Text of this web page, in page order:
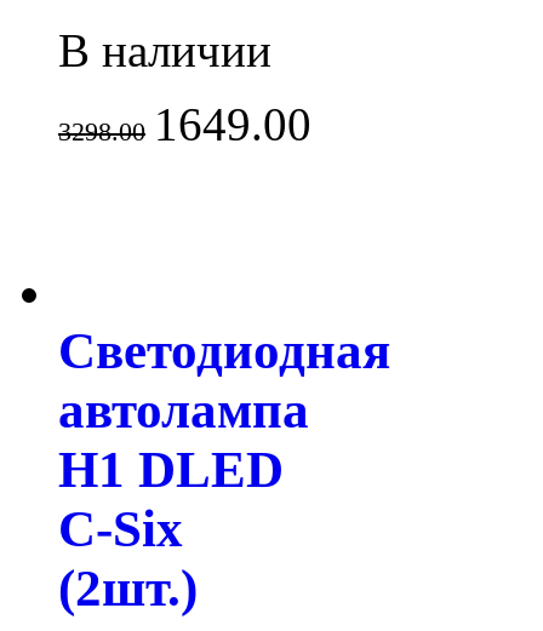
В наличии
3298.00 1649.00
Светодиодная
автолампа
H1 DLED
C-Six
(2шт.)